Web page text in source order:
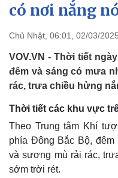
Quốc hội
có nơi nắng
Chủ Nhật, 06:01, 02/03/2025
VOV.VN - Thời tiết
đêm và sáng có mưa
rác, trưa chiều hửng
Thời tiết các khu vực
Theo Trung tâm Khí
phía Đông Bắc Bộ,
và sương mù rải rác,
sớm trời rét.